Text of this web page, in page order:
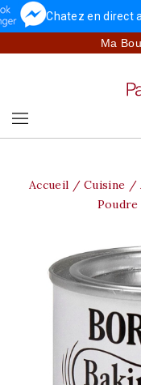
Chatez en direct
Ma
Accueil Cuisine
Poudre